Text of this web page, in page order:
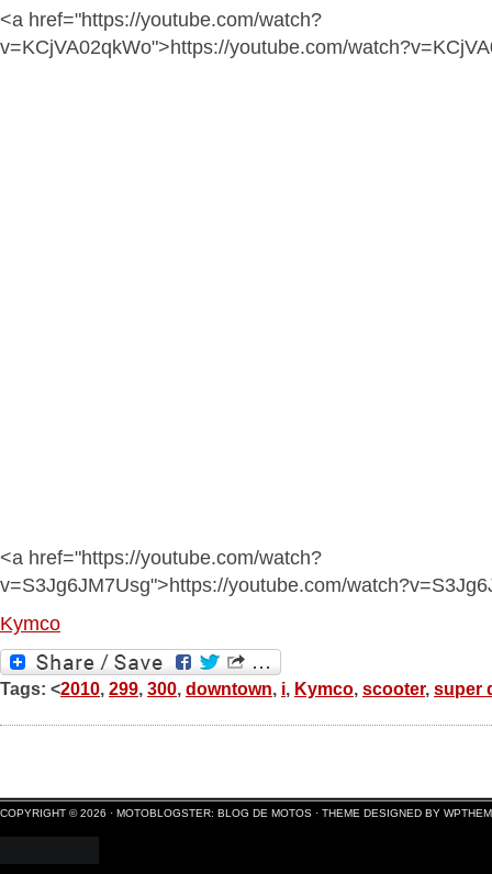
<a href="https://youtube.com/watch?
v=KCjVA02qkWo">https://youtube.com/
<a href="https://youtube.com/watch?
v=S3Jg6JM7Usg">https://youtube.com/
Kymco
Tags: <2010, 299, 300, downtown, i, Kymco, scooter, super
COPYRIGHT © 2026 · MOTOBLOGSTER: BLOG DE MOTOS · THEME DESIGNED BY